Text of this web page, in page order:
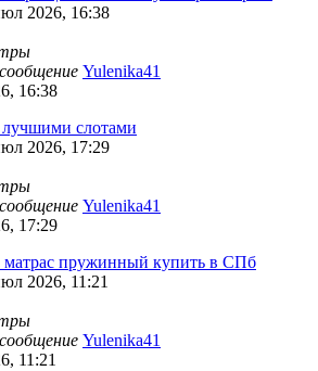
2026, 16:38
Yulenika41
16:38
слотами
2026, 17:29
Yulenika41
17:29
матрас пружинный купить в СПб
2026, 11:21
Yulenika41
11:21